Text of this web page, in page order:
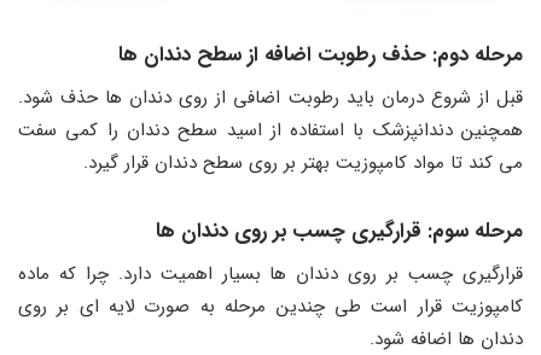
مرحله دوم: حذف رطوبت اضافه از سطح دندان ها
قبل از شروع درمان باید رطوبت اضافی از روی دندان ها حذف شود.
همچنین دندانپزشک با استفاده از اسید سطح دندان را کمی سفت
می کند تا مواد کامپوزیت بهتر بر روی سطح دندان قرار گیرد.
مرحله سوم: قرارگیری چسب بر روی دندان ها
قرارگیری چسب بر روی دندان ها بسیار اهمیت دارد. چرا که ماده
کامپوزیت قرار است طی چندین مرحله به صورت لایه ای بر روی
دندان ها اضافه شود.